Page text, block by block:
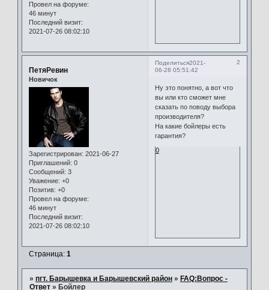
Провел на форуме:
46 минут
Последний визит:
2021-07-26 08:02:10
Поделиться 2
2021-
06-28 05:51:42
ПетяРевин
Новичок
Зарегистрирован: 2021-06-27
Приглашений: 0
Сообщений: 3
Уважение: +0
Позитив: +0
Провел на форуме:
46 минут
Последний визит:
2021-07-26 08:02:10
Ну это понятно, а вот что
вы или кто сможет мне
сказать по поводу выбора
производителя?
На какие бойлеры есть
гарантия?
0
Страница: 1
» пгт. Барышевка и Барышевский район » FAQ:Вопрос -
Ответ » Бойлер